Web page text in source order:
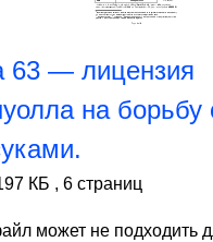
63 — лицензия
на борьбу
КБ , 6 страниц
может не подходить